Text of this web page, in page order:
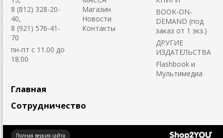
8 (812) 328-20-
40,
8 (921) 576-41-
70
пн-пт с 11.00 до
18.00
Магазин
Новости
Контакты
BOOK-ON-
DEMAND (под
заказ от 1 экз.)
ДРУГИЕ
ИЗДАТЕЛЬСТВА
Flashbook и
Мультимедиа
Главная
Сотрудничество
Полная версия сайта